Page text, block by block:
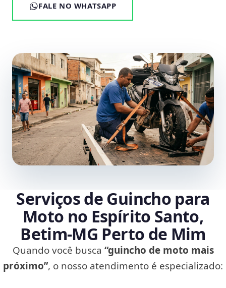
FALE NO WHATSAPP
Serviços de Guincho para
Moto no Espírito Santo,
Betim‑MG Perto de Mim
Quando você busca “guincho de moto mais
próximo”, o nosso atendimento é especializado: